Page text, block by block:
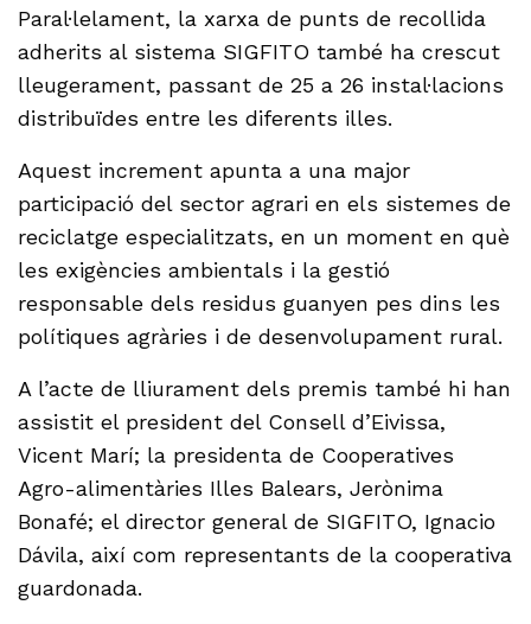
Paral·lelament, la xarxa de punts de recollida
adherits al sistema SIGFITO també ha crescut
lleugerament, passant de 25 a 26 instal·lacions
distribuïdes entre les diferents illes.
Aquest increment apunta a una major
participació del sector agrari en els sistemes de
reciclatge especialitzats, en un moment en què
les exigències ambientals i la gestió
responsable dels residus guanyen pes dins les
polítiques agràries i de desenvolupament rural.
A l’acte de lliurament dels premis també hi han
assistit el president del Consell d’Eivissa,
Vicent Marí; la presidenta de Cooperatives
Agro-alimentàries Illes Balears, Jerònima
Bonafé; el director general de SIGFITO, Ignacio
Dávila, així com representants de la cooperativa
guardonada.